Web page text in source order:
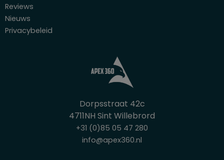
Reviews
Nieuws
Privacybeleid
Dorpsstraat 42c
4711NH Sint Willebrord
+31 (0)85 05 47 280
info@apex360.nl